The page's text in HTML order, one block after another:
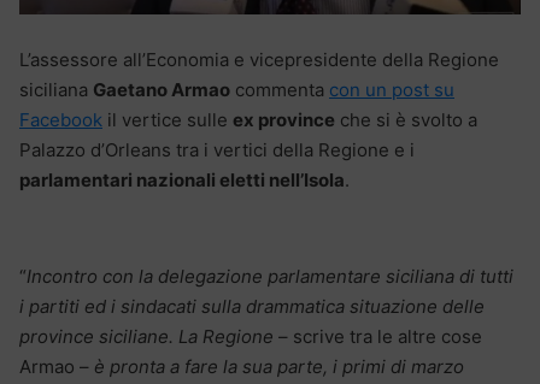
L’assessore all’Economia e vicepresidente della Regione
siciliana Gaetano Armao commenta con un post su
Facebook il vertice sulle ex province che si è svolto a
Palazzo d’Orleans tra i vertici della Regione e i
parlamentari nazionali eletti nell’Isola.
“Incontro con la delegazione parlamentare siciliana di tutti
i partiti ed i sindacati sulla drammatica situazione delle
province siciliane. La Regione – scrive tra le altre cose
Armao – è pronta a fare la sua parte, i primi di marzo